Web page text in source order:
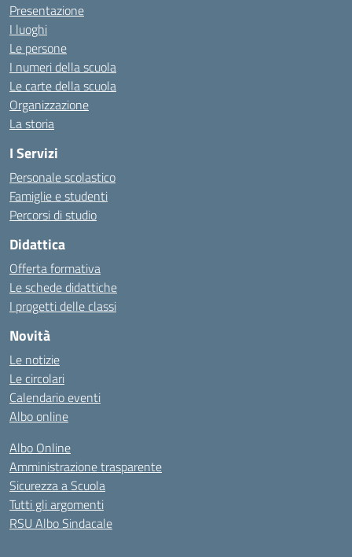
Presentazione
I luoghi
Le persone
I numeri della scuola
Le carte della scuola
Organizzazione
La storia
I Servizi
Personale scolastico
Famiglie e studenti
Percorsi di studio
Didattica
Offerta formativa
Le schede didattiche
I progetti delle classi
Novità
Le notizie
Le circolari
Calendario eventi
Albo online
Albo Online
Amministrazione trasparente
Sicurezza a Scuola
Tutti gli argomenti
RSU Albo Sindacale